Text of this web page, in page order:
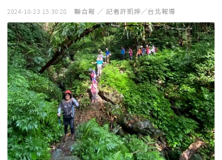
2024-10-23 15:30:28 聯合報 ／ 記者許凱婷／台北報導